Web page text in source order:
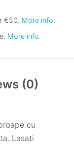
€50. More info.
More info.
(0)
cu
Lasati